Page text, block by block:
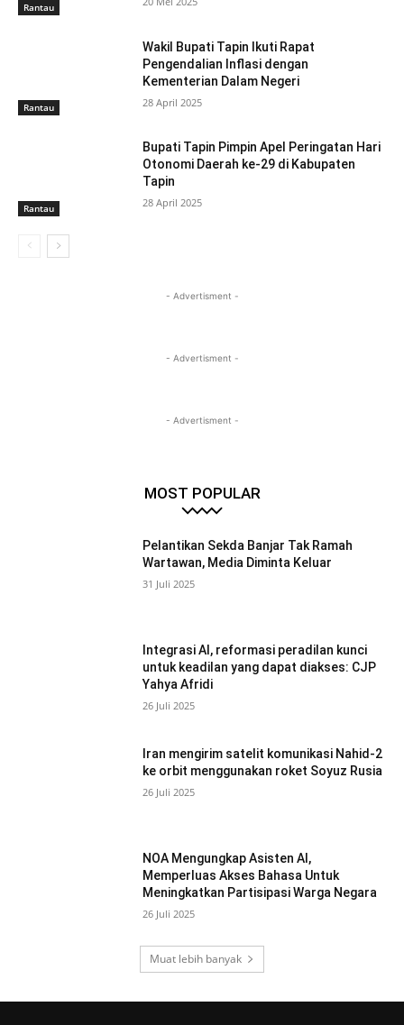
Rantau
Rantau
Wakil Bupati Tapin Ikuti Rapat
Pengendalian Inflasi dengan
Kementerian Dalam Negeri
28 April 2025
Rantau
Bupati Tapin Pimpin Apel Peringatan Hari
Otonomi Daerah ke-29 di Kabupaten
Tapin
28 April 2025
- Advertisment -
- Advertisment -
- Advertisment -
MOST POPULAR
Pelantikan Sekda Banjar Tak Ramah
Wartawan, Media Diminta Keluar
31 Juli 2025
Integrasi AI, reformasi peradilan kunci
untuk keadilan yang dapat diakses: CJP
Yahya Afridi
26 Juli 2025
Iran mengirim satelit komunikasi Nahid-2
ke orbit menggunakan roket Soyuz Rusia
26 Juli 2025
NOA Mengungkap Asisten AI,
Memperluas Akses Bahasa Untuk
Meningkatkan Partisipasi Warga Negara
26 Juli 2025
Muat lebih banyak